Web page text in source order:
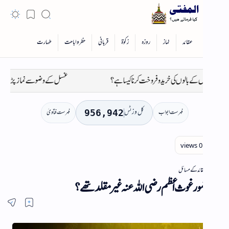
کی خرید و فروخت کرنا کیسا ہے؟ غسل کے وضو سے نماز پڑھ سکتے ہیں یا نہیں؟
فہرست ابواب کل وزٹس 956,942 فہرست فتاویٰ
غوث اعظم رضی اللہ عنہ غیر مقلد تھے؟